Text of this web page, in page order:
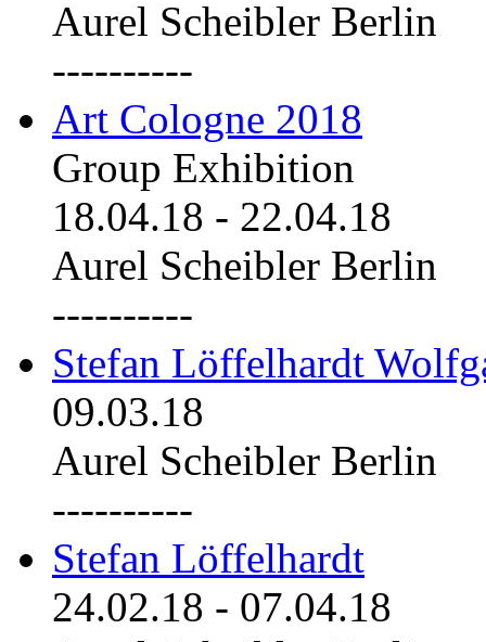
Aurel Scheibler Berlin
----------
Art Cologne 2018
Group Exhibition
18.04.18 - 22.04.18
Aurel Scheibler Berlin
----------
Stefan Löffelhardt
09.03.18
Aurel Scheibler Berlin
----------
Stefan Löffelhardt
24.02.18 - 07.04.18